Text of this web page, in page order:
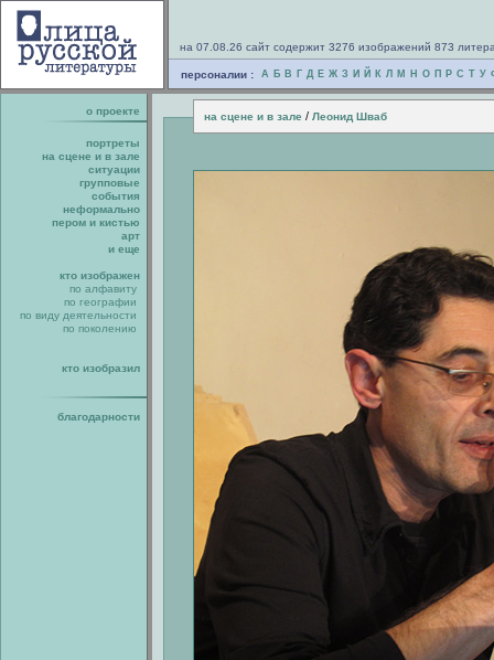
на 07.08.26 сайт содержит 3276 изображений 873
персоналии : А Б В Г Д Е Ж З И Й К Л М Н О П Р С Т У
о проекте на сцене и в зале / Леонид Шваб
портреты
на сцене и в зале
ситуации
групповые
события
неформально
пером и кистью
арт
и еще
кто изображен
по алфавиту
по географии
по виду деятельности
по поколению
кто изобразил
благодарности